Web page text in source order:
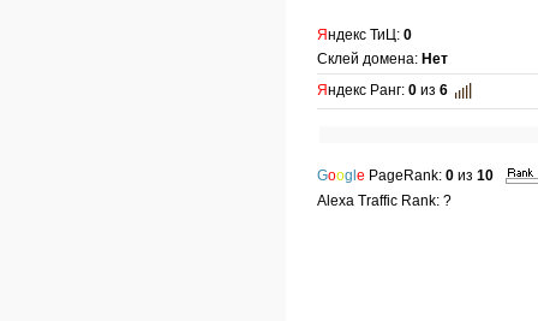
Яндекс ТиЦ: 0
Склей домена: Нет
Яндекс Ранг: 0 из 6
Google PageRank: 0 из 10
Alexa Traffic Rank: ?